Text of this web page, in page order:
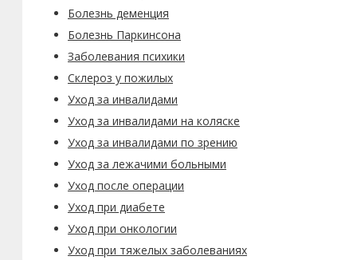
Болезнь деменция
Болезнь Паркинсона
Заболевания психики
Склероз у пожилых
Уход за инвалидами
Уход за инвалидами на коляске
Уход за инвалидами по зрению
Уход за лежачими больными
Уход после операции
Уход при диабете
Уход при онкологии
Уход при тяжелых заболеваниях